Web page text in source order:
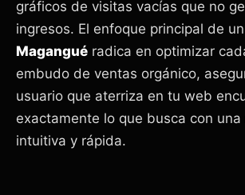
gráficos de visitas vacías que no
ingresos. El enfoque principal de un
Magangué radica en optimizar
embudo de ventas orgánico,
usuario que aterriza en tu web
exactamente lo que busca con una
intuitiva y rápida.